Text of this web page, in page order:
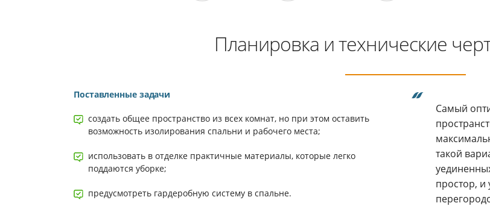
Планировка и технические
Поставленные задачи
создать общее пространство из всех комнат, но при этом оставить
возможность изолирования спальни и рабочего места;
использовать в отделке практичные материалы, которые легко
поддаются уборке;
предусмотреть гардеробную систему в спальне.
Самый
такой
простор,